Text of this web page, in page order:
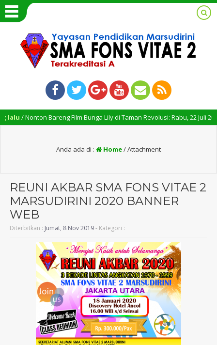
/ Nonton Bareng Film Bunga Lily di Taman Revolusi: Rabu, 22 Juli 2026,
Anda ada di : Home/ Attachment
REUNI AKBAR SMA FONS VITAE 2
MARSUDIRINI 2020 BANNER
WEB
Diterbitkan : Jumat, 8 Nov 2019- Kategori :